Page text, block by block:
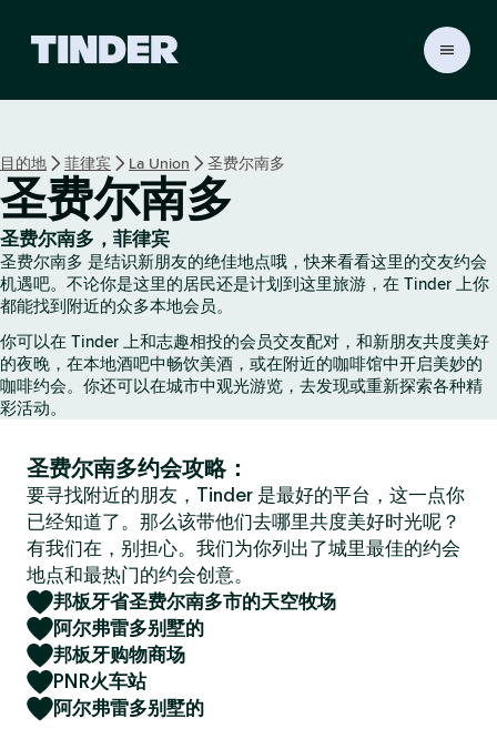
r
首
页
目的地 菲律宾 La Union 圣费尔南多
圣费尔南多
圣费尔南多，菲律宾
圣费尔南多 是结识新朋友的绝佳地点哦，快来看看这里的交友约会
机遇吧。不论你是这里的居民还是计划到这里旅游，在 Tinder 上你
都能找到附近的众多本地会员。
你可以在 Tinder 上和志趣相投的会员交友配对，和新朋友共度美好
的夜晚，在本地酒吧中畅饮美酒，或在附近的咖啡馆中开启美妙的
咖啡约会。你还可以在城市中观光游览，去发现或重新探索各种精
彩活动。
圣费尔南多约会攻略：
要寻找附近的朋友，Tinder 是最好的平台，这一点你
已经知道了。那么该带他们去哪里共度美好时光呢？
有我们在，别担心。我们为你列出了城里最佳的约会
地点和最热门的约会创意。
邦板牙省圣费尔南多市的天空牧场
阿尔弗雷多别墅的
邦板牙购物商场
PNR火车站
阿尔弗雷多别墅的